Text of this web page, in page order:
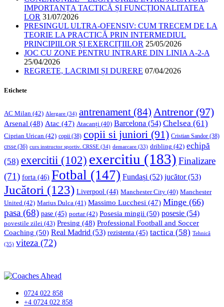
IMPORTANȚA TACTICĂ ȘI FUNCȚIONALITATEA
LOR 31/07/2026
PRESINGUL ULTRA-OFENSIV: CUM TRECEM DE LA
TEORIE LA PRACTICĂ PRIN INTERMEDIUL
PRINCIPIILOR ȘI EXERCIȚIILOR 25/05/2026
JOC CU ZONE PENTRU INTRARE DIN LINIA A-2-A
25/04/2026
REGRETE, LACRIMI ȘI DURERE 07/04/2026
Etichete
AC Milan (42) Alergare (34) antrenament (84) Antrenor(97)
Arsenal (48) Atac (47) Atacanți (40) Barcelona (54) Chelsea (61)
Ciprian Urican (42) copii (38) copii si juniori (91) Cristian Sandor (38)
crsse (36) curs instructor sportiv. CRSSE (34) demarcare (33) dribling (42) echipă
(58) exercitii (102) exercitiu (183) Finalizare
(71) forta (46) Fotbal (147) Fundași (52) jucător(53)
Jucători (123) Liverpool (44) Manchester City (40) Manchester
United (42) Marius Dulca (41) Massimo Lucchesi (47) Minge (66)
pasa (68) pase (45) portar(42) Posesia mingii (50) posesie (54)
povestile zilei (43) Presing (48) Professional Football and Soccer
Coaching (50) Real Madrid (53) rezistenta (45) tactica (58) Tehnică
(35) viteza (72)
0724 022 858
+4 0724 022 858